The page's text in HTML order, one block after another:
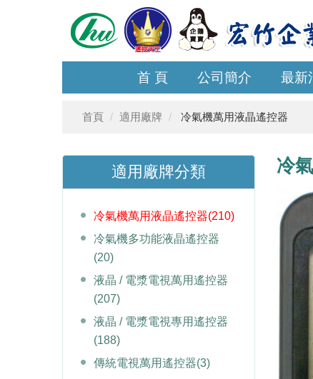
首 頁 公司簡介 最新
首頁 適用廠牌 冷氣機萬用液晶遙控器
適用廠牌分類
冷氣機萬用液晶遙控器(210)
冷氣機多功能液晶遙控器
(20)
液晶 / 電漿電視萬用遙控器
(207)
液晶 / 電漿電視專用遙控器
(188)
傳統電視萬用遙控器(3)
冷